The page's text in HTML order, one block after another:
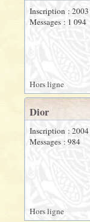
Inscription : 2003
Messages : 1 094
Hors ligne
Dior
Inscription : 2004
Messages : 984
Hors ligne